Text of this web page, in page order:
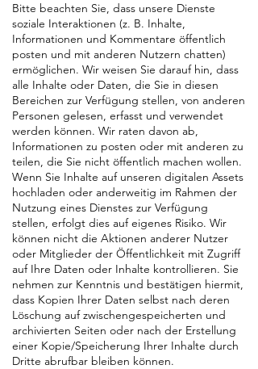
Bitte beachten Sie, dass unsere Dienste
soziale Interaktionen (z. B. Inhalte,
Informationen und Kommentare öffentlich
posten und mit anderen Nutzern chatten)
ermöglichen. Wir weisen Sie darauf hin, dass
alle Inhalte oder Daten, die Sie in diesen
Bereichen zur Verfügung stellen, von anderen
Personen gelesen, erfasst und verwendet
werden können. Wir raten davon ab,
Informationen zu posten oder mit anderen zu
teilen, die Sie nicht öffentlich machen wollen.
Wenn Sie Inhalte auf unseren digitalen Assets
hochladen oder anderweitig im Rahmen der
Nutzung eines Dienstes zur Verfügung
stellen, erfolgt dies auf eigenes Risiko. Wir
können nicht die Aktionen anderer Nutzer
oder Mitglieder der Öffentlichkeit mit Zugriff
auf Ihre Daten oder Inhalte kontrollieren. Sie
nehmen zur Kenntnis und bestätigen hiermit,
dass Kopien Ihrer Daten selbst nach deren
Löschung auf zwischengespeicherten und
archivierten Seiten oder nach der Erstellung
einer Kopie/Speicherung Ihrer Inhalte durch
Dritte abrufbar bleiben können.